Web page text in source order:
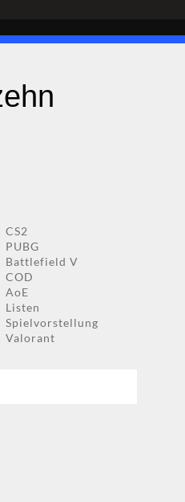
CS2
PUBG
Battlefield V
COD
AoE
Listen
Spielvorstellung
Valorant